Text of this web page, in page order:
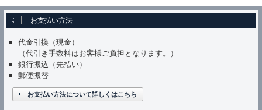
お支払い方法
代金引換（現金）
（代引き手数料はお客様ご負担となります。）
銀行振込（先払い）
郵便振替
お支払い方法について詳しくはこちら